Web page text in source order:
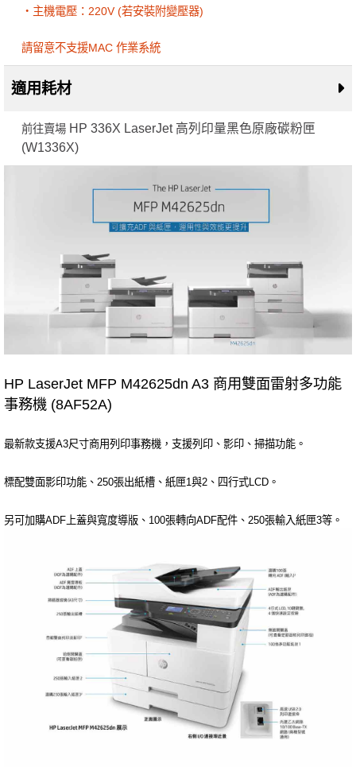
・主機電壓：220V (若安裝附變壓器)
請留意不支援MAC 作業系統
適用耗材
前往賣場 HP 336X LaserJet 高列印量黑色原廠碳粉匣
(W1336X)
HP LaserJet MFP M42625dn A3 商用雙面雷射多功能
事務機 (8AF52A)
最新款支援A3尺寸商用列印事務機，支援列印、影印、掃描功能。
標配雙面影印功能、250張出紙槽、紙匣1與2、四行式LCD。
另可加購ADF上蓋與寬度導版、100張轉向ADF配件、250張輸入紙匣3等。